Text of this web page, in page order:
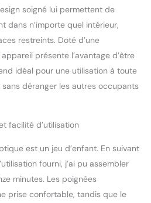
soigné lui permettent de
dans n’importe quel intérieur,
restreints. Doté d’une
présente l’avantage d’être
idéal pour une utilisation à toute
déranger les autres occupants
facilité d’utilisation
est un jeu d’enfant. En suivant
fourni, j’ai pu assembler
minutes. Les poignées
prise confortable, tandis que le